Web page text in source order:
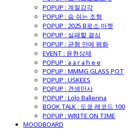
POPUP : 계절감각
POPUP : 숨 쉬는 조형
POPUP : 2025 B로소 마켓
POPUP : 실패할 결심
POPUP : 균형 안에 평화
EVENT : 윤현상재
POPUP : a a r a h e e
POPUP : MMMG GLASS POT
POPUP : USKEES
POPUP : 견생만사
POPUP : Lolo Ballerina
BOOK TALK : 도쿄 레코드 100
POPUP : WRITE ON TIME
MOODBOARD